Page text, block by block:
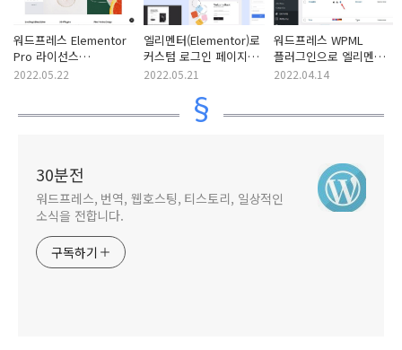
워드프레스 Elementor
Pro 라이선스
활성화하기 (엘리멘터
2022.05.22
엘리멘터(Elementor)로
커스텀 로그인 페이지
만들기
2022.05.21
워드프레스 WPML
플러그인으로 엘리멘터
템플릿 번역하기
2022.04.14
30분전
워드프레스, 번역, 웹호스팅, 티스토리, 일상적인
소식을 전합니다.
구독하기